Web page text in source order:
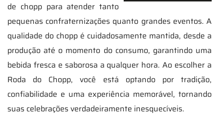
de chopp para atender tanto
pequenas confraternizações quanto grandes eventos. A
qualidade do chopp é cuidadosamente mantida, desde a
produção até o momento do consumo, garantindo uma
bebida fresca e saborosa a qualquer hora. Ao escolher a
Roda do Chopp, você está optando por tradição,
confiabilidade e uma experiência memorável, tornando
suas celebrações verdadeiramente inesquecíveis.